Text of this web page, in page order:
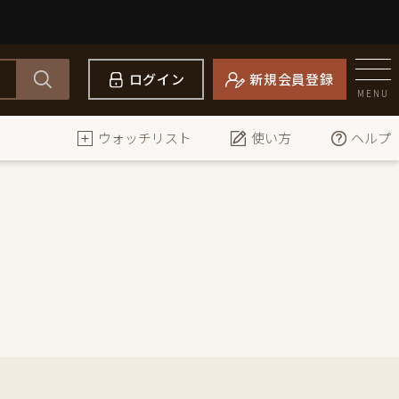
ログイン 新規会員登録
MENU
ウォッチリスト 使い方 ヘルプ